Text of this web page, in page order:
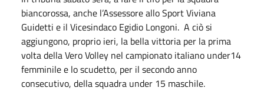
biancorossa, anche l’Assessore allo Sport Viviana
Guidetti e il Vicesindaco Egidio Longoni. A ciò si
aggiungono, proprio ieri, la bella vittoria per la prima
volta della Vero Volley nel campionato italiano under14
femminile e lo scudetto, per il secondo anno
consecutivo, della squadra under 15 maschile.